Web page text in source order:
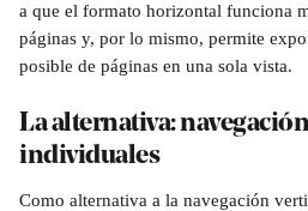
a que el formato horizontal funciona
páginas y, por lo mismo, permite
posible de páginas en una sola vista.
La alternativa:
individuales
Como alternativa a la navegación